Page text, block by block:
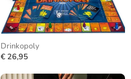
Drinkopoly
€ 26,95